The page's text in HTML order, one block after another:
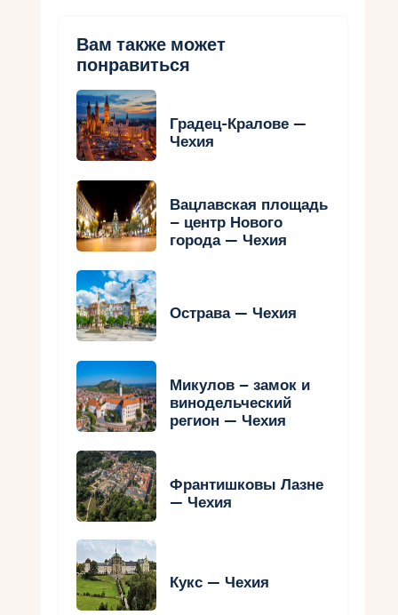
Вам также может
понравиться
Градец-Кралове —
Чехия
Вацлавская площадь
– центр Нового
города — Чехия
Острава — Чехия
Микулов – замок и
винодельческий
регион — Чехия
Франтишковы Лазне
— Чехия
Кукс — Чехия